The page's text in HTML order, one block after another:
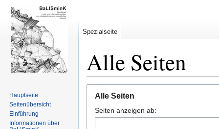
Alle Seiten
Navigation
springen
Suche
springen
Alle Seiten
Seiten anzeigen ab:
Spezialseite
Hauptseite
Seitenübersicht
Einführung
Informationen über